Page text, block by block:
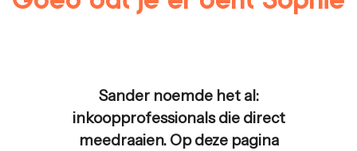
Sander noemde het al:
inkoopprofessionals die direct
meedraaien. Op deze pagina